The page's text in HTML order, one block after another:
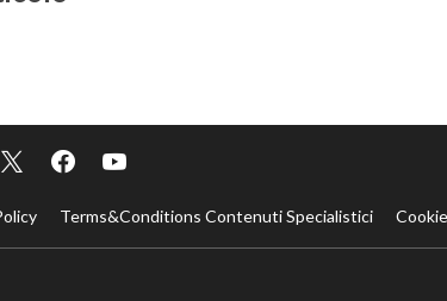
Terms&Conditions Contenuti Specialistici